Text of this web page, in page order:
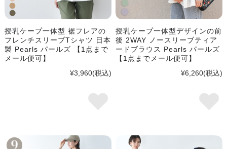
授乳ケープ一体型 裾フレアの
フレンチスリーブTシャツ 日本
製 Pearls パールズ 【1点まで
メール便可】
¥3,960(税込)
授乳ケープ一体型デザインの前
後 2WAY ノースリーブティア
ードブラウス Pearls パールズ
【1点までメール便可】
¥6,260(税込)